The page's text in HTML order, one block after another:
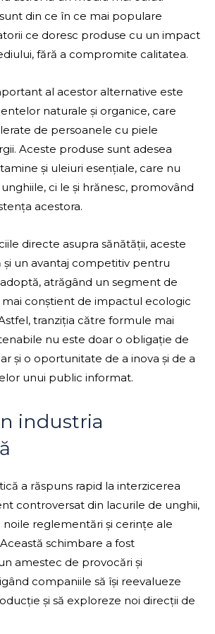
din ce în ce mai populare
ce doresc produse cu un impact
fără a compromite calitatea.
al acestor alternative este
naturale și organice, care
de persoanele cu piele
Aceste produse sunt adesea
și uleiuri esențiale, care nu
ci le și hrănesc, promovând
acestora.
directe asupra sănătății, aceste
și un avantaj competitiv pentru
atrăgând un segment de
conștient de impactul ecologic
tranziția către formule mai
nu este doar o obligație de
și o oportunitate de a inova și de a
unui public informat.
industria
a răspuns rapid la interzicerea
controversat din lacurile de unghii,
reglementări și cerințe ale
schimbare a fost
amestec de provocări și
companiile să își reevalueze
și să exploreze noi direcții de